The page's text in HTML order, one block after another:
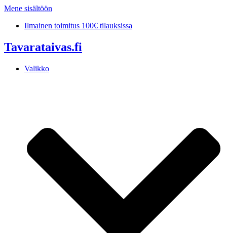
Mene sisältöön
Ilmainen toimitus 100€ tilauksissa
Tavarataivas.fi
Valikko